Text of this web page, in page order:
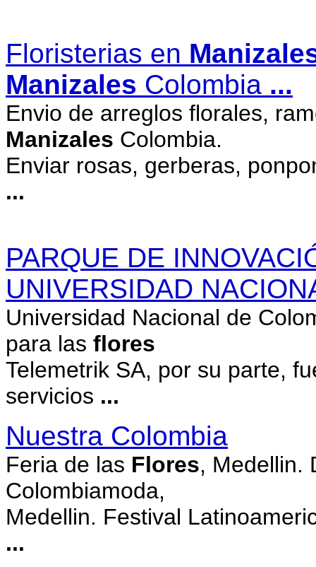
Floristerias en
Manizales Colombia ...
Envio de arreglos florales,
Manizales Colombia.
Enviar rosas, gerberas,
...
PARQUE DE
UNIVERSIDAD
Universidad Nacional de
para las flores
Telemetrik SA, por su parte,
servicios ...
Nuestra Colombia
Feria de las Flores, Medellin.
Colombiamoda,
Medellin. Festival
...